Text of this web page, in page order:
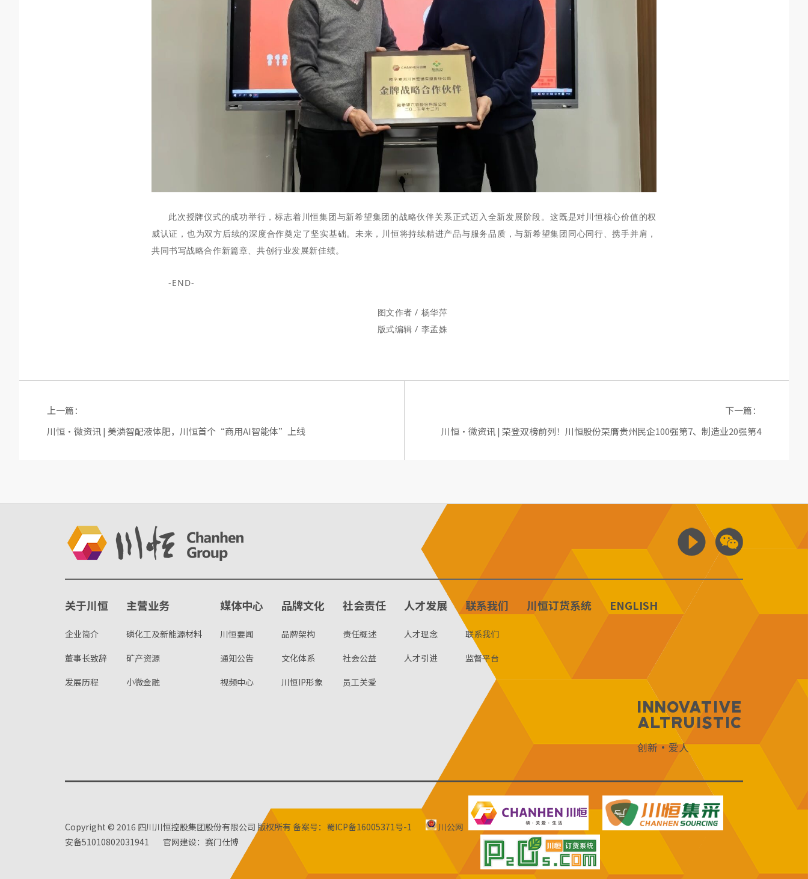
此次授牌仪式的成功举行，标志着川恒集团与新希望集团的战略伙伴关系正式迈入全新发展阶段。这既是对川恒核心价值的权
威认证，也为双方后续的深度合作奠定了坚实基础。未来，川恒将持续精进产品与服务品质，与新希望集团同心同行、携手并肩，
共同书写战略合作新篇章、共创行业发展新佳绩。
-END-
图文作者 / 杨华萍
版式编辑 / 李孟姝
上一篇：
川恒·微资讯 | 美潾智配液体肥，川恒首个“商用AI智能体”上线
下一篇：
川恒·微资讯 | 荣登双榜前列！川恒股份荣膺贵州民企100强第7、制造业20强第4
关于川恒
企业简介
董事长致辞
发展历程
主营业务
磷化工及新能源材料
矿产资源
小微金融
媒体中心
川恒要闻
通知公告
视频中心
品牌文化
品牌架构
文化体系
川恒IP形象
社会责任
责任概述
社会公益
员工关爱
人才发展
人才理念
人才引进
联系我们
联系我们
监督平台
川恒订货系统 ENGLISH
Innovative
Altruistic
创新·爱人
Copyright © 2016 四川川恒控股集团股份有限公司 版权所有 备案号：蜀ICP备16005371号-1
川公网
安备51010802031941
官网建设：赛门仕博